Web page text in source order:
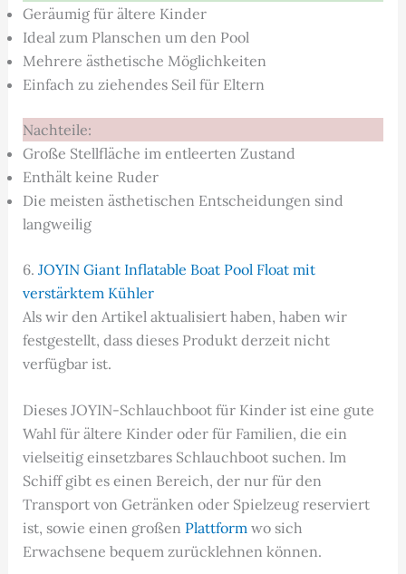
Geräumig für ältere Kinder
Ideal zum Planschen um den Pool
Mehrere ästhetische Möglichkeiten
Einfach zu ziehendes Seil für Eltern
Nachteile:
Große Stellfläche im entleerten Zustand
Enthält keine Ruder
Die meisten ästhetischen Entscheidungen sind
langweilig
6. JOYIN Giant Inflatable Boat Pool Float mit
verstärktem Kühler
Als wir den Artikel aktualisiert haben, haben wir
festgestellt, dass dieses Produkt derzeit nicht
verfügbar ist.
Dieses JOYIN-Schlauchboot für Kinder ist eine gute
Wahl für ältere Kinder oder für Familien, die ein
vielseitig einsetzbares Schlauchboot suchen. Im
Schiff gibt es einen Bereich, der nur für den
Transport von Getränken oder Spielzeug reserviert
ist, sowie einen großen Plattformwo sich
Erwachsene bequem zurücklehnen können.